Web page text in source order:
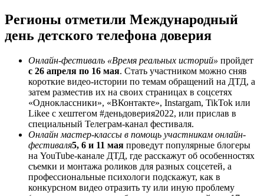
Регионы отметили Международный
день детского телефона доверия
Онлайн-фестиваль «Время реальных историй» пройдет
с 26 апреля по 16 мая. Стать участником можно сняв
короткие видео-истории по темам обращений на ДТД, а
затем разместив их на своих страницах в соцсетях
«Одноклассники», «ВКонтакте», Instargam, TikTok или
Likee с хештегом #деньдоверия2022, или прислав в
специальный Телеграм-канал фестиваля.
Онлайн мастер-классы в помощь участникам онлайн-
фестиваля5, 6 и 11 мая проведут популярные блогеры
на YouTube-канале ДТД, где расскажут об особенностях
съемки и монтажа роликов для разных соцсетей, а
профессиональные психологи подскажут, как в
конкурсном видео отразить ту или иную проблему